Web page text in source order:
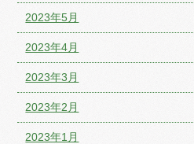
2023年5月
2023年4月
2023年3月
2023年2月
2023年1月